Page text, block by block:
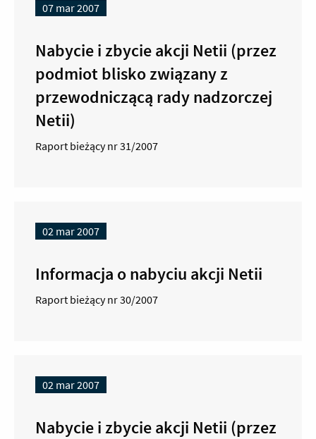
07 mar 2007
Nabycie i zbycie akcji Netii (przez
podmiot blisko związany z
przewodniczącą rady nadzorczej
Netii)
Raport bieżący nr 31/2007
02 mar 2007
Informacja o nabyciu akcji Netii
Raport bieżący nr 30/2007
02 mar 2007
Nabycie i zbycie akcji Netii (przez